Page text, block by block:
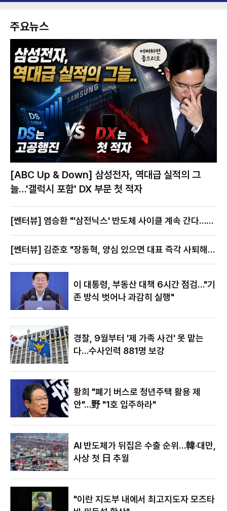
주요뉴스
[ABC Up & Down] 삼성전자, 역대급 실적의 그
늘…'갤럭시 포함' DX 부문 첫 적자
[쎈터뷰] 염승환 "'삼전닉스' 반도체 사이클 계속 간다…지
금이 절호의 찬스"
[쎈터뷰] 김준호 "장동혁, 양심 있으면 대표 즉각 사퇴해
이 대통령, 부동산 대책 6시간 점검…"기
존 방식 벗어나 과감히 실행"
경찰, 9월부터 '제 가족 사건' 못 맡는
다…수사인력 881명 보강
황희 "폐기 버스로 청년주택 활용 제
안"…野 "1호 입주하라"
AI 반도체가 뒤집은 수출 순위…韓·대만,
사상 첫 日 추월
"이란 지도부 내에서 최고지도자 모즈타